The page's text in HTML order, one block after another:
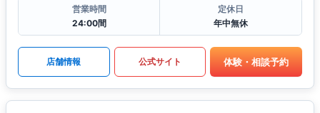
営業時間
24:00間
定休日
年中無休
店舗情報 公式サイト 体験・相談予約